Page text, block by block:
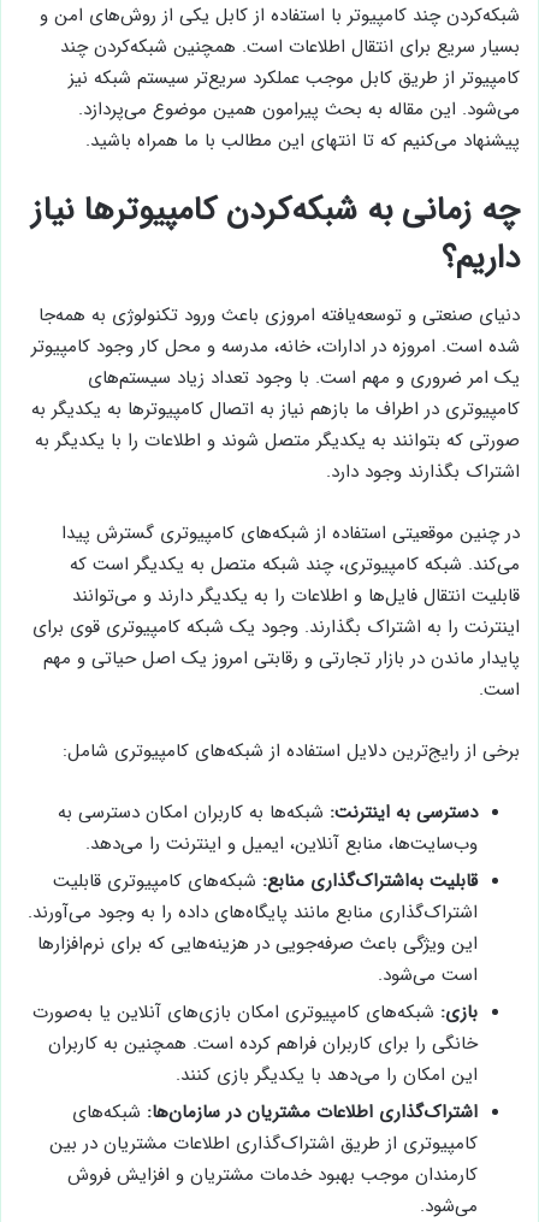
شبکه‌کردن چند کامپیوتر با استفاده از کابل یکی از روش‌های امن و
بسیار سریع برای انتقال اطلاعات است. همچنین شبکه‌کردن چند
کامپیوتر از طریق کابل موجب عملکرد سریع‌تر سیستم شبکه نیز
می‌شود. این مقاله به بحث پیرامون همین موضوع می‌پردازد.
پیشنهاد می‌کنیم که تا انتهای این مطالب با ما همراه باشید.
چه زمانی به شبکه‌کردن کامپیوترها نیاز
داریم؟
دنیای صنعتی و توسعه‌یافته امروزی باعث ورود تکنولوژی به همه‌جا
شده است. امروزه در ادارات، خانه، مدرسه و محل کار وجود کامپیوتر
یک امر ضروری و مهم است. با وجود تعداد زیاد سیستم‌های
کامپیوتری در اطراف ما بازهم نیاز به اتصال کامپیوترها به یکدیگر به
صورتی که بتوانند به یکدیگر متصل شوند و اطلاعات را با یکدیگر به
اشتراک بگذارند وجود دارد.
در چنین موقعیتی استفاده از شبکه‌های کامپیوتری گسترش پیدا
می‌کند. شبکه کامپیوتری، چند شبکه متصل به یکدیگر است که
قابلیت انتقال فایل‌ها و اطلاعات را به یکدیگر دارند و می‌توانند
اینترنت را به اشتراک بگذارند. وجود یک شبکه کامپیوتری قوی برای
پایدار ماندن در بازار تجارتی و رقابتی امروز یک اصل حیاتی و مهم
است.
برخی از رایج‌ترین دلایل استفاده از شبکه‌های کامپیوتری شامل:
دسترسی به اینترنت: شبکه‌ها به کاربران امکان دسترسی به
وب‌سایت‌ها، منابع آنلاین، ایمیل و اینترنت را می‌دهد.
قابلیت به‌اشتراک‌گذاری منابع: شبکه‌های کامپیوتری قابلیت
اشتراک‌گذاری منابع مانند پایگاه‌های داده را به وجود می‌آورند.
این ویژگی باعث صرفه‌جویی در هزینه‌هایی که برای نرم‌افزارها
است می‌شود.
بازی: شبکه‌های کامپیوتری امکان بازی‌های آنلاین یا به‌صورت
خانگی را برای کاربران فراهم کرده است. همچنین به کاربران
این امکان را می‌دهد با یکدیگر بازی کنند.
اشتراک‌گذاری اطلاعات مشتریان در سازمان‌ها: شبکه‌های
کامپیوتری از طریق اشتراک‌گذاری اطلاعات مشتریان در بین
کارمندان موجب بهبود خدمات مشتریان و افزایش فروش
می‌شود.